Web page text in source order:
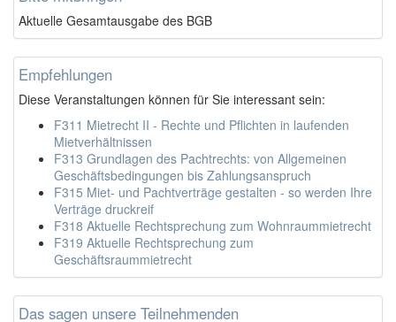
Aktuelle Gesamtausgabe des BGB
Empfehlungen
Diese Veranstaltungen können für Sie interessant sein:
F311 Mietrecht II - Rechte und Pflichten in laufenden
Mietverhältnissen
F313 Grundlagen des Pachtrechts: von Allgemeinen
Geschäftsbedingungen bis Zahlungsanspruch
F315 Miet- und Pachtverträge gestalten - so werden Ihre
Verträge druckreif
F318 Aktuelle Rechtsprechung zum Wohnraummietrecht
F319 Aktuelle Rechtsprechung zum
Geschäftsraummietrecht
Das sagen unsere Teilnehmenden